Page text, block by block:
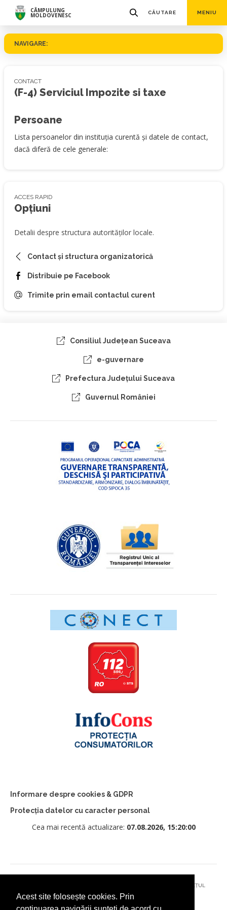
Acest site folosește cookies. Prin
CÂMPULUNG
MOLDOVENESC CĂUTARE MENIU
NAVIGARE:
CONTACT
(F-4) Serviciul Impozite si taxe
Persoane
Lista persoanelor din instituția curentă și datele de contact,
dacă diferă de cele generale:
ACCES RAPID
Opțiuni
Detalii despre structura autorităților locale.
Contact și structura organizatorică
Distribuie pe Facebook
Trimite prin email contactul curent
Consiliul Judeţean Suceava
e-guvernare
Prefectura Judeţului Suceava
Guvernul României
Informare despre cookies & GDPR
Protecția datelor cu caracter personal
Cea mai recentă actualizare: 07.08.2026, 15:20:00
© 2026 - PRIMĂRIA MUNICIPIULUI CÂMPULUNG MOLDOVENESC, JUDEȚUL
SUCEAVA